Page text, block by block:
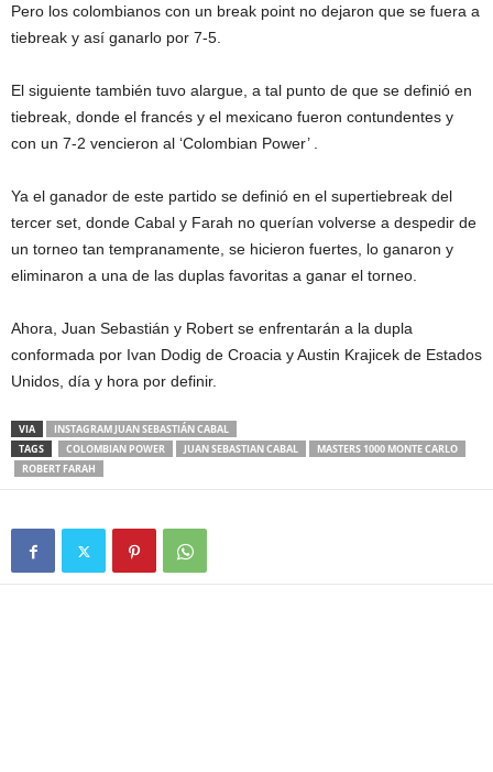
Pero los colombianos con un break point no dejaron que se fuera a
tiebreak y así ganarlo por 7-5.
El siguiente también tuvo alargue, a tal punto de que se definió en
tiebreak, donde el francés y el mexicano fueron contundentes y
con un 7-2 vencieron al ‘Colombian Power’ .
Ya el ganador de este partido se definió en el supertiebreak del
tercer set, donde Cabal y Farah no querían volverse a despedir de
un torneo tan tempranamente, se hicieron fuertes, lo ganaron y
eliminaron a una de las duplas favoritas a ganar el torneo.
Ahora, Juan Sebastián y Robert se enfrentarán a la dupla
conformada por Ivan Dodig de Croacia yAustin Krajicek de Estados
Unidos, día y hora por definir.
VIA
INSTAGRAM JUAN SEBASTIÁN CABAL
TAGS
COLOMBIAN POWER JUAN SEBASTIAN CABAL
MASTERS 1000 MONTE CARLO
ROBERT FARAH